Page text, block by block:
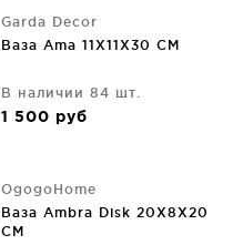
Garda Decor
Ваза Ama 11X11X30 CM
В наличии 84 шт.
1 500 руб
OgogoHome
Ваза Ambra Disk 20X8X20
CM